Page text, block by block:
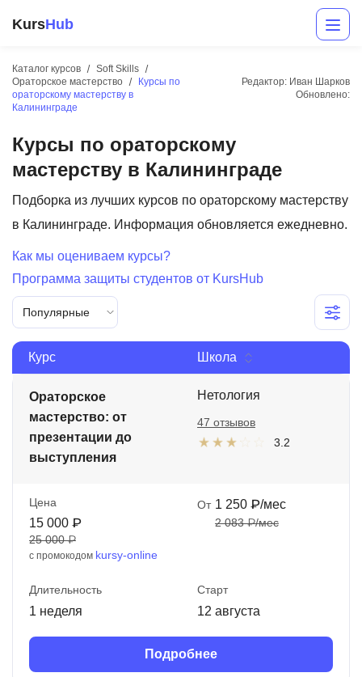
KursHub
Каталог курсов
Soft Skills
Ораторское мастерство
Курсы по
ораторскому мастерству в
Калининграде
Редактор: Иван Шарков
Обновлено:
Курсы по ораторскому
мастерству в Калининграде
Подборка из лучших курсов по ораторскому мастерству
в Калининграде. Информация обновляется ежедневно.
Как мы оцениваем курсы?
Программа защиты студентов от KursHub
Популярные
Курс Школа
Ораторское
мастерство: от
презентации до
выступления
Нетология
3.2
47 отзывов
Цена
15 000 ₽
25 000 ₽
с промокодом kursy-online
От 1 250 ₽/мес
2 083 ₽/мес
Длительность
1 неделя
Старт
12 августа
Подробнее
Разработка
Маркетинг
Дизайн
Аналитика
Менеджмент
Иностранные языки
Soft Skills
ДПО
Акции и промокоды
Рейтинг онлайн-школ